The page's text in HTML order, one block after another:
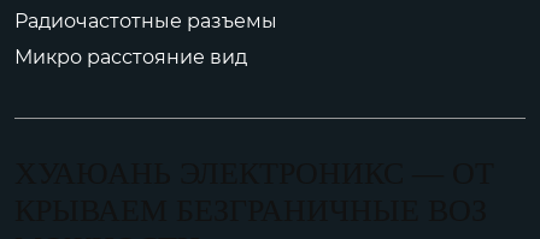
Радиочастотные разъемы
Микро расстояние вид